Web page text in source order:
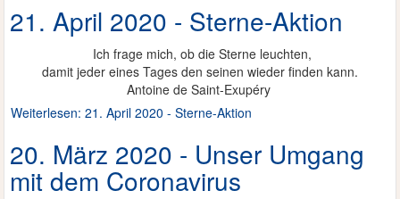
21. April 2020 - Sterne-Aktion
Ich frage mich, ob die Sterne leuchten,
damit jeder eines Tages den seinen wieder finden kann.
Antoine de Saint-Exupéry
Weiterlesen: 21. April 2020 - Sterne-Aktion
20. März 2020 - Unser Umgang
mit dem Coronavirus